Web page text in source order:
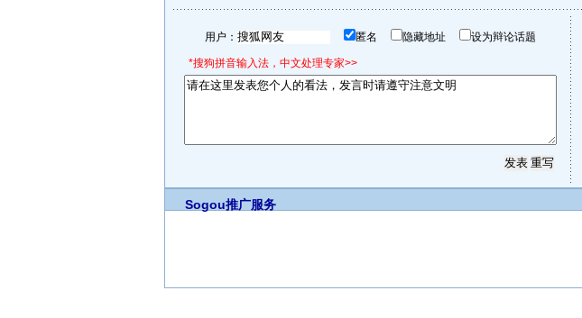
用户： 匿名 隐藏地址 设为辩论话题
*搜狗拼音输入法，中文处理专家>>
Sogou推广服务